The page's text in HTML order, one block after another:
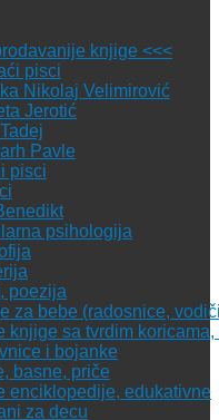
knjige <<<
pisci
Nikolaj Velimirović
Jerotić
Pavle
pisci
psihologija
poezija
za bebe (radosnice,
knjige sa tvrdim
i bojanke
basne, priče
enciklopedije, edukativne
za decu